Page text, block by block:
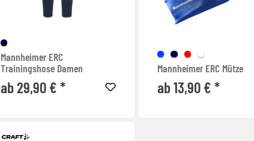
Mannheimer ERC
Trainingshose Damen
ab 29,90 € *
Mannheimer ERC Mütze
ab 13,90 € *